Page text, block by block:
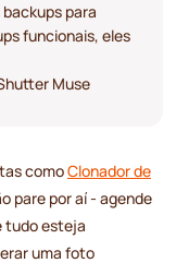
para
funcionais, eles
Muse
comoClonador de
pare por aí - agende
tudo esteja
uma foto